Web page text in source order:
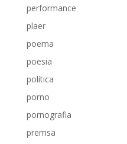
performance
plaer
poema
poesia
política
porno
pornografia
premsa